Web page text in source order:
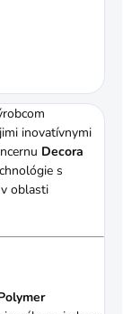
inovatívnymi
Decora
s
oblasti